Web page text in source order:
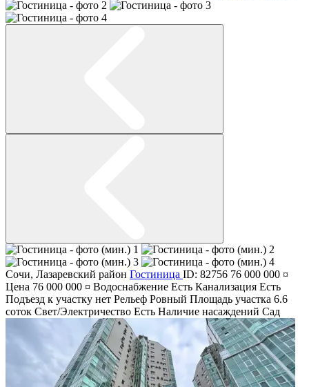
Сочи, Лазаревский район Гостиница ID: 82756 76 000 000 ¤
Цена 76 000 000 ¤ Водоснабжение Есть Канализация Есть
Подъезд к участку нет Рельеф Ровный Площадь участка 6.6
соток Свет/Электричество Есть Наличие насаждений Сад